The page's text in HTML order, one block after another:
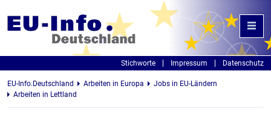
Stichworte Impressum Datenschutz
EU-Info.Deutschland Arbeiten in Europa
Jobs in EU-Ländern
Arbeiten in Lettland